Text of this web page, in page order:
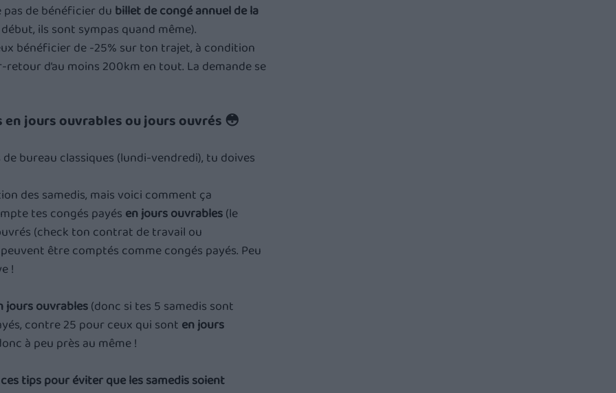
pas de bénéficier du billet de congé annuel de la
ils sont sympas quand même).
bénéficier de -25% sur ton trajet, à condition
d’au moins 200km en tout. La demande se
jours ouvrables ou jours ouvrés 😳
bureau classiques (lundi-vendredi), tu doives
des samedis, mais voici comment ça
tes congés payés en jours ouvrables (le
(check ton contrat de travail ou
être comptés comme congés payés. Peu
!
jours ouvrables (donc si tes 5 samedis sont
contre 25 pour ceux qui sont en jours
à peu près au même !
ces tips pour éviter que les samedis soient